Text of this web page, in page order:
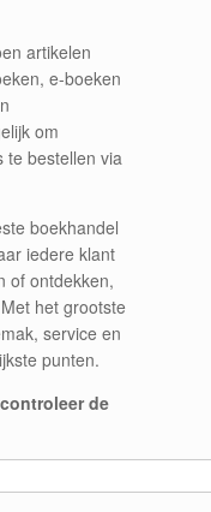
artikelen
e-boeken
om
te bestellen via
boekhandel
iedere klant
of ontdekken,
het grootste
service en
punten.
de